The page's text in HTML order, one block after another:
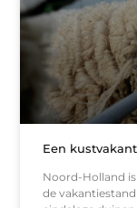
Een
Noord-Holland is
de